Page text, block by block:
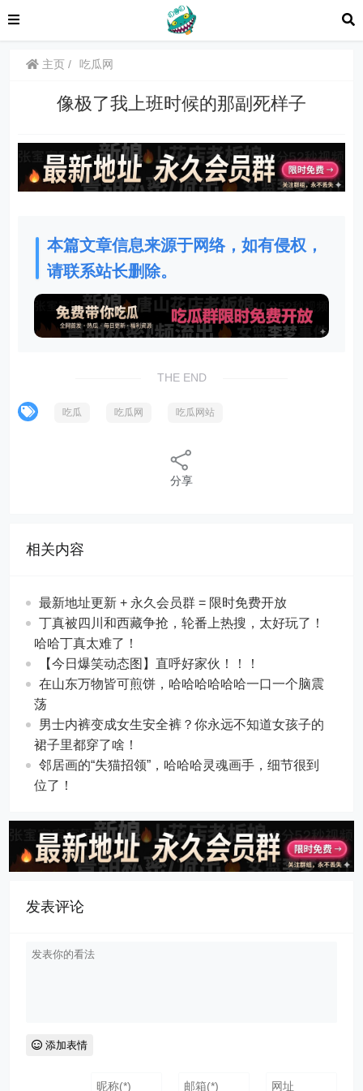
主页 吃瓜网
像极了我上班时候的那副死样子
本篇文章信息来源于网络，如有侵权，
请联系站长删除。
THE END
吃瓜 吃瓜网 吃瓜网站
分享
相关内容
最新地址更新 + 永久会员群 = 限时免费开放
丁真被四川和西藏争抢，轮番上热搜，太好玩了！
哈哈丁真太难了！
【今日爆笑动态图​】直呼好家伙！！！
在山东万物皆可煎饼，哈哈哈哈哈哈一口一个脑震
荡
男士内裤变成女生安全裤？你永远不知道女孩子的
裙子里都穿了啥！
邻居画的“失猫招领”，哈哈哈灵魂画手，细节很到
位了！
发表评论
添加表情